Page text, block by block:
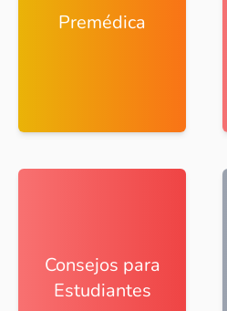
Premédica
Consejos para
Estudiantes